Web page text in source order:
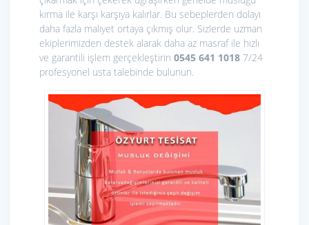
kırma ile karşı karşıya kalırlar. Bu sebeplerden dolayı
daha fazla maliyet ortaya çıkmış olur. Sizlerde uzman
ekiplerimizden destek alarak daha az masraf ile hızlı
ve garantili işlem gerçekleştirin 0545 641 1018 7/24
profesyonel usta talebinde bulunun.